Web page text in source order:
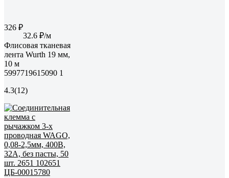
326 ₽
32.6 ₽/м
Флисовая тканевая
лента Wurth 19 мм,
10 м
5997719615090 1
4.3(12)